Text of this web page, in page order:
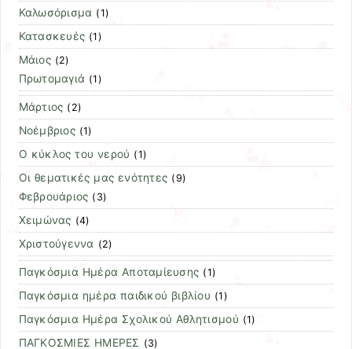
Καλωσόρισμα (1)
Κατασκευές (1)
Μάιος(2)
Πρωτομαγιά (1)
Μάρτιος (2)
Νοέμβριος(1)
Ο κύκλος του νερού (1)
Οι θεματικές μας ενότητες (9)
Φεβρουάριος (3)
Χειμώνας (4)
Χριστούγεννα (2)
Παγκόσμια Ημέρα Αποταμίευσης (1)
Παγκόσμια ημέρα παιδικού βιβλίου (1)
Παγκόσμια Ημέρα Σχολικού Αθλητισμού (1)
ΠΑΓΚΟΣΜΙΕΣ ΗΜΕΡΕΣ (3)